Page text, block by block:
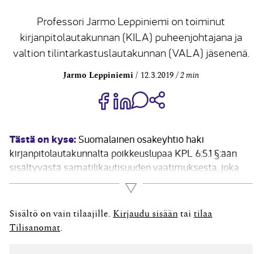
Professori Jarmo Leppiniemi on toiminut
kirjanpitolautakunnan (KILA) puheenjohtajana ja
valtion tilintarkastuslautakunnan (VALA) jäsenenä.
Jarmo Leppiniemi 12.3.2019 2 min
Jaa Share on Facebook
Jaa Share on LinkedIn
Jaa WhatsApp-viestinä
Tästä on kyse: Suomalainen osakeyhtiö haki
kirjanpitolautakunnalta poikkeuslupaa KPL 6:5.1 §:ään
sisältyvästä samatilikautisuuden vaatimuksesta, joka
koskee konsernitilinpäätökseen yhdisteltäviä
suomalaisia tytäryrityksiä. Emoyhtiön tilikausi on
1.1.-31.12. ja huhtikuussa 2018 hankitun Tytäryrityksen B
tilikausi 1.7.–30.6. Hakija kertoi hakemuksessaan, että
Lue lisää
Sisältö on vain tilaajille. Kirjaudu sisään tai tilaa
Tilisanomat